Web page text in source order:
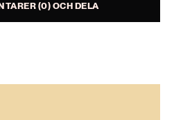
(0) OCH DELA